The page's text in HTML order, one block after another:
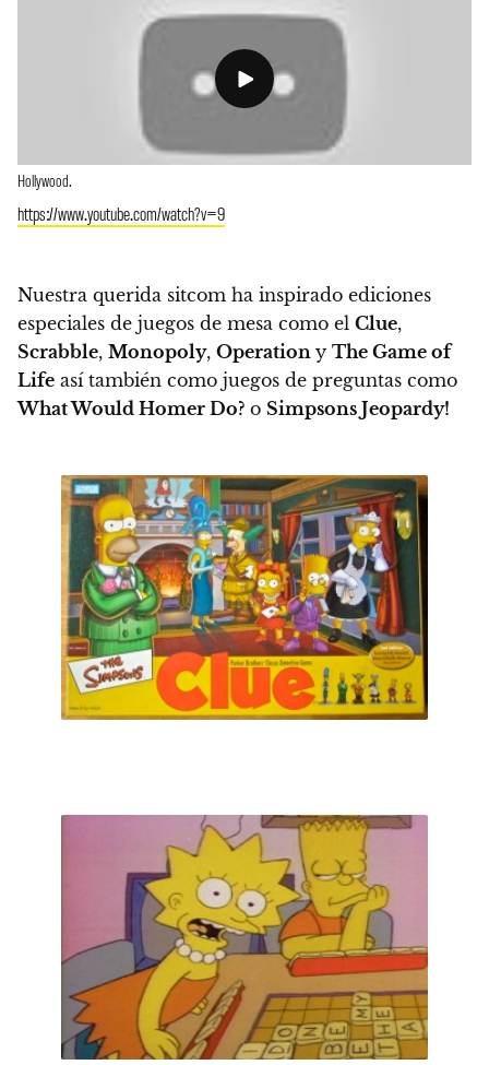
Hollywood.
https://www.youtube.com/watch?v=9
Nuestra querida sitcom ha inspirado ediciones
especiales de juegos de mesa como el Clue,
Scrabble, Monopoly, Operation y The Game of
Life así también como juegos de preguntas como
What Would Homer Do? o Simpsons Jeopardy!